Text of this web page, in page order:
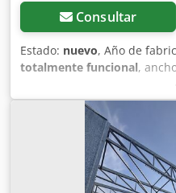
Consultar
Estado: nuevo, Año de
totalmente funcional,
, Puertas
instalar y de alta calidad,
unidades de puertas
Teckentrup Door Solutions
Toranlagen). Puertas de
puertas fabricadas por
(puertas interiores) de un